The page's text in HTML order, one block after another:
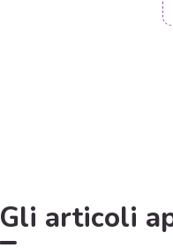
Gli articoli